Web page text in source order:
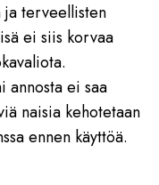
ja terveellisten
ei siis korvaa
annosta ei saa
naisia kehotetaan
ennen käyttöä.